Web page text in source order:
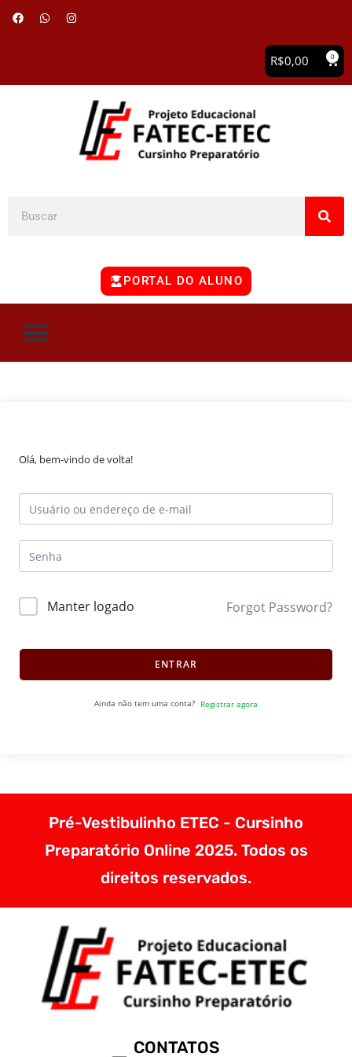
R$0,00 0
PORTAL DO ALUNO
Olá, bem-vindo de volta!
Manter logado Forgot Password?
ENTRAR
Ainda não tem uma conta? Registrar agora
Pré-Vestibulinho ETEC - Cursinho
Preparatório Online 2025. Todos os
direitos reservados.
CONTATOS